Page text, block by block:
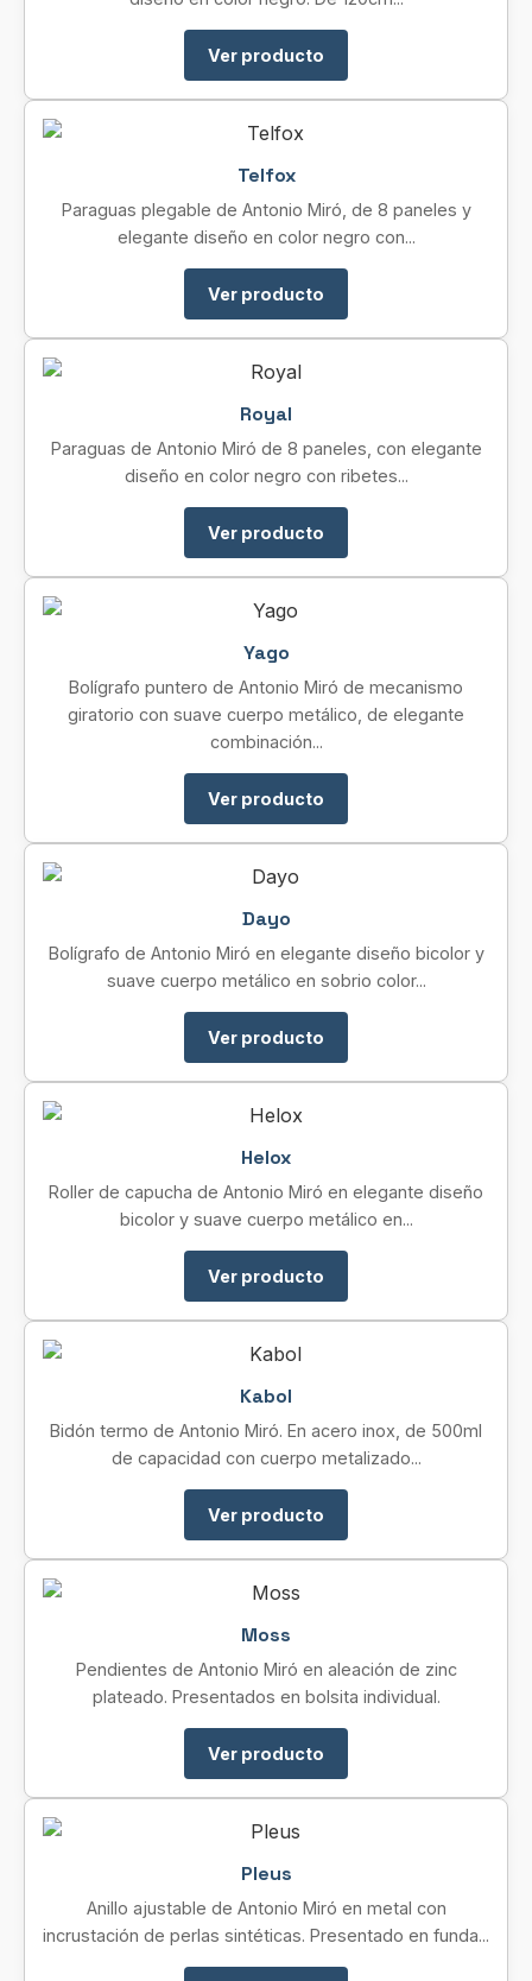
Ver producto
Telfox
Paraguas plegable de Antonio Miró, de 8 paneles y
elegante diseño en color negro con...
Ver producto
Royal
Paraguas de Antonio Miró de 8 paneles, con elegante
diseño en color negro con ribetes...
Ver producto
Yago
Bolígrafo puntero de Antonio Miró de mecanismo
giratorio con suave cuerpo metálico, de elegante
combinación...
Ver producto
Dayo
Bolígrafo de Antonio Miró en elegante diseño bicolor y
suave cuerpo metálico en sobrio color...
Ver producto
Helox
Roller de capucha de Antonio Miró en elegante diseño
bicolor y suave cuerpo metálico en...
Ver producto
Kabol
Bidón termo de Antonio Miró. En acero inox, de 500ml
de capacidad con cuerpo metalizado...
Ver producto
Moss
Pendientes de Antonio Miró en aleación de zinc
plateado. Presentados en bolsita individual.
Ver producto
Pleus
Anillo ajustable de Antonio Miró en metal con
incrustación de perlas sintéticas. Presentado en funda...